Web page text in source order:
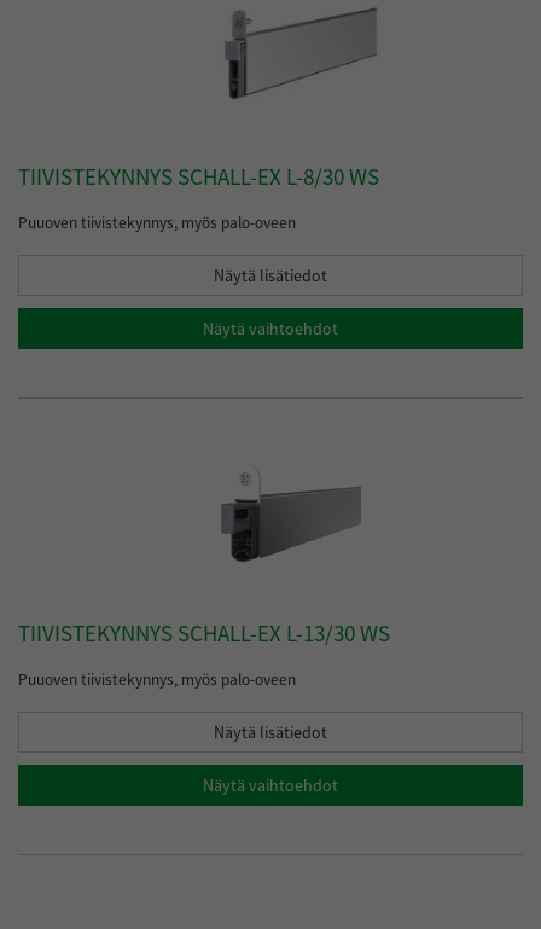
TIIVISTEKYNNYS SCHALL-EX L-8/30 WS
Puuoven tiivistekynnys, myös palo-oveen
Näytä lisätiedot
Näytä vaihtoehdot
TIIVISTEKYNNYS SCHALL-EX L-13/30 WS
Puuoven tiivistekynnys, myös palo-oveen
Näytä lisätiedot
Näytä vaihtoehdot